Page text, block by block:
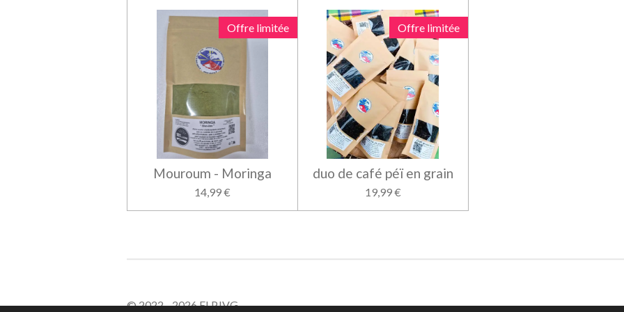
Offre limitée
Mouroum - Moringa
14,99 €
Offre limitée
duo de café péï en grain
19,99 €
© 2022 - 2026 EI PJVG